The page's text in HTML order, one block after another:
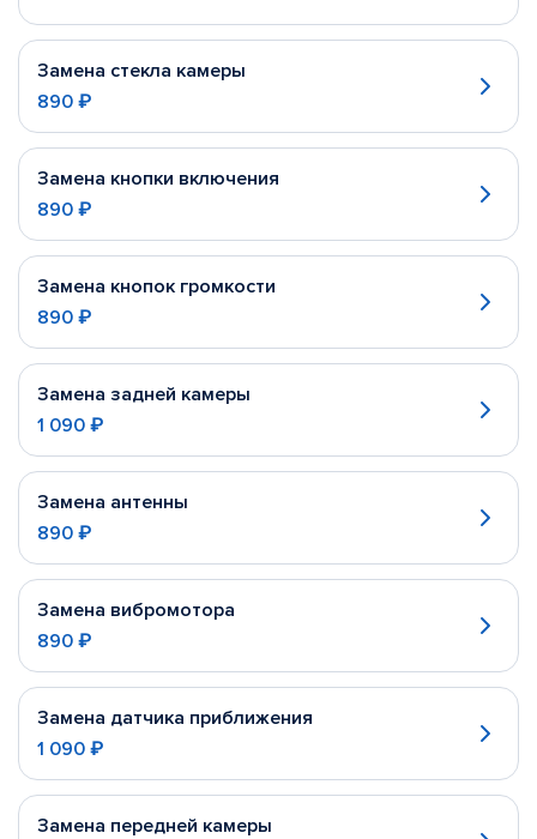
Замена стекла камеры
890 ₽
Замена кнопки включения
890 ₽
Замена кнопок громкости
890 ₽
Замена задней камеры
1 090 ₽
Замена антенны
890 ₽
Замена вибромотора
890 ₽
Замена датчика приближения
1 090 ₽
Замена передней камеры